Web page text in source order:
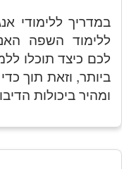
במדריך ללימודי
ללימוד השפה
לכם כיצד תוכלו
ביותר, וזאת תוך
ומהיר ביכולות